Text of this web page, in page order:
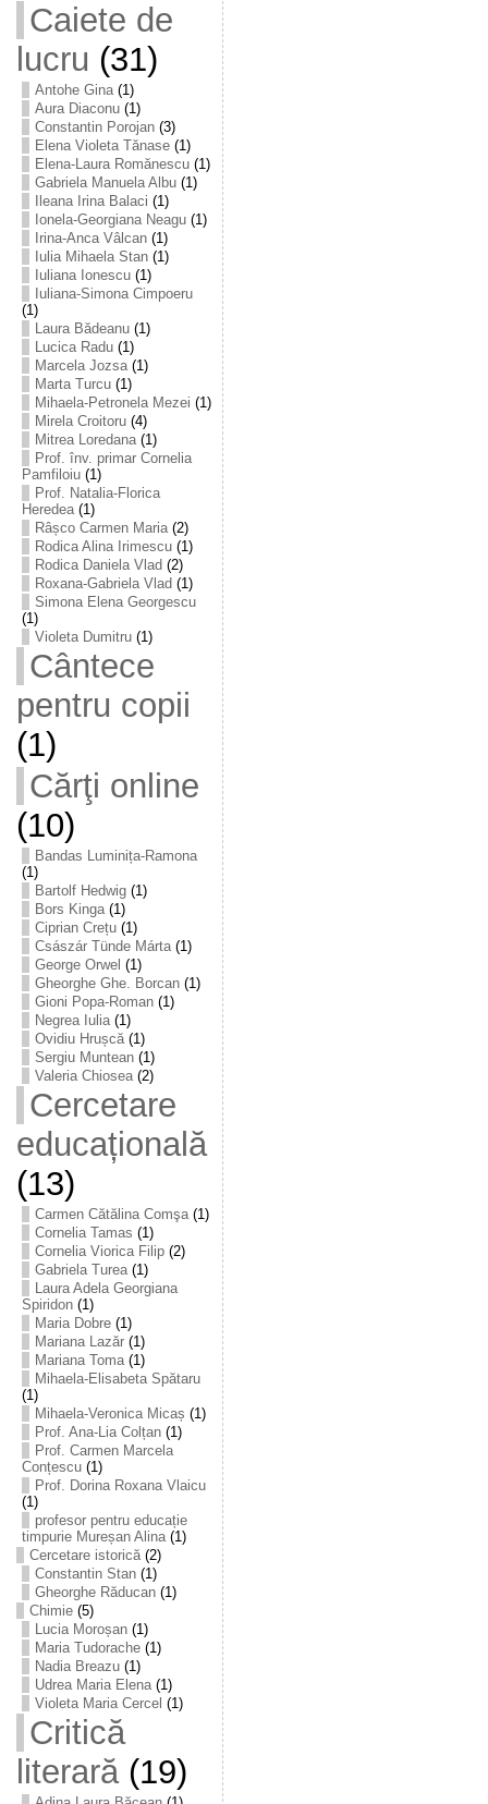
Caiete de
lucru (31)
Antohe Gina(1)
Aura Diaconu(1)
Constantin Porojan(3)
Elena Violeta Tănase(1)
Elena-Laura Romănescu(1)
Gabriela Manuela Albu(1)
Ileana Irina Balaci (1)
Ionela-Georgiana Neagu(1)
Irina-Anca Vâlcan(1)
Iulia Mihaela Stan(1)
Iuliana Ionescu(1)
Iuliana-Simona Cimpoeru
(1)
Laura Bădeanu(1)
Lucica Radu(1)
Marcela Jozsa(1)
Marta Turcu(1)
Mihaela-Petronela Mezei (1)
Mirela Croitoru(4)
Mitrea Loredana(1)
Prof. înv. primar Cornelia
Pamfiloiu(1)
Prof. Natalia-Florica
Heredea(1)
Râșco Carmen Maria(2)
Rodica Alina Irimescu(1)
Rodica Daniela Vlad (2)
Roxana-Gabriela Vlad (1)
Simona Elena Georgescu
(1)
Violeta Dumitru(1)
Cântece
pentru copii
(1)
Cărţi online
(10)
Bandas Luminița-Ramona
(1)
Bartolf Hedwig(1)
Bors Kinga(1)
Ciprian Crețu(1)
Császár Tünde Márta(1)
George Orwel (1)
Gheorghe Ghe. Borcan(1)
Gioni Popa-Roman(1)
Negrea Iulia(1)
Ovidiu Hrușcă(1)
Sergiu Muntean(1)
Valeria Chiosea(2)
Cercetare
educațională
(13)
Carmen Cătălina Comşa(1)
Cornelia Tamas (1)
Cornelia Viorica Filip(2)
Gabriela Turea(1)
Laura Adela Georgiana
Spiridon(1)
Maria Dobre(1)
Mariana Lazăr(1)
Mariana Toma(1)
Mihaela-Elisabeta Spătaru
(1)
Mihaela-Veronica Micaș (1)
Prof. Ana-Lia Colțan(1)
Prof. Carmen Marcela
Conțescu(1)
Prof. Dorina Roxana Vlaicu
(1)
profesor pentru educație
timpurie Mureșan Alina(1)
Cercetare istorică(2)
Constantin Stan(1)
Gheorghe Răducan(1)
Chimie(5)
Lucia Moroșan(1)
Maria Tudorache(1)
Nadia Breazu(1)
Udrea Maria Elena(1)
Violeta Maria Cercel (1)
Critică
literară(19)